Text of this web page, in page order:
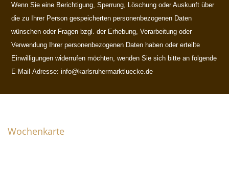
Wenn Sie eine Berichtigung, Sperrung, Löschung oder Auskunft über
die zu Ihrer Person gespeicherten personenbezogenen Daten
wünschen oder Fragen bzgl. der Erhebung, Verarbeitung oder
Verwendung Ihrer personenbezogenen Daten haben oder erteilte
Einwilligungen widerrufen möchten, wenden Sie sich bitte an folgende
E-Mail-Adresse:info@karlsruhermarktluecke.de
Wochenkarte